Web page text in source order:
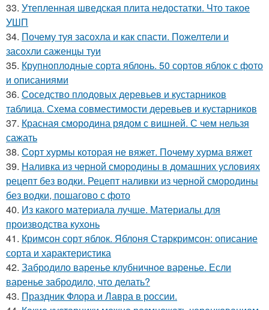
33. Утепленная шведская плита недостатки. Что такое
УШП
34. Почему туя засохла и как спасти. Пожелтели и
засохли саженцы туи
35. Крупноплодные сорта яблонь. 50 сортов яблок с фото
и описаниями
36. Соседство плодовых деревьев и кустарников
таблица. Схема совместимости деревьев и кустарников
37. Красная смородина рядом с вишней. С чем нельзя
сажать
38. Сорт хурмы которая не вяжет. Почему хурма вяжет
39. Наливка из черной смородины в домашних условиях
рецепт без водки. Рецепт наливки из черной смородины
без водки, пошагово с фото
40. Из какого материала лучше. Материалы для
производства кухонь
41. Кримсон сорт яблок. Яблоня Старкримсон: описание
сорта и характеристика
42. Забродило варенье клубничное варенье. Если
варенье забродило, что делать?
43. Праздник Флора и Лавра в россии.